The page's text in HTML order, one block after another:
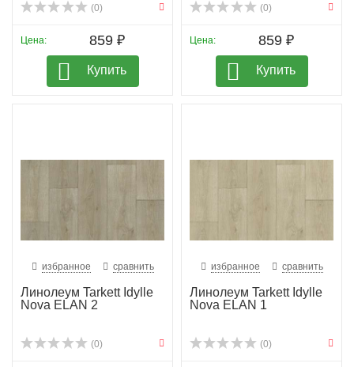
(0)
Цена: 859 ₽
Купить
(0)
Цена: 859 ₽
Купить
избранное сравнить
Линолеум Tarkett Idylle
Nova ELAN 2
(0)
избранное сравнить
Линолеум Tarkett Idylle
Nova ELAN 1
(0)